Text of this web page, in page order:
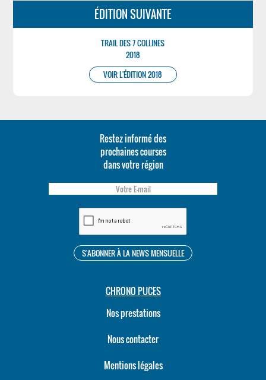
ÉDITION SUIVANTE
TRAIL DES 7 COLLINES
2018
VOIR L'ÉDITION 2018
Restez informé des
prochaines courses
dans votre région
CHRONO PUCES
Nos prestations
Nous contacter
Mentions légales